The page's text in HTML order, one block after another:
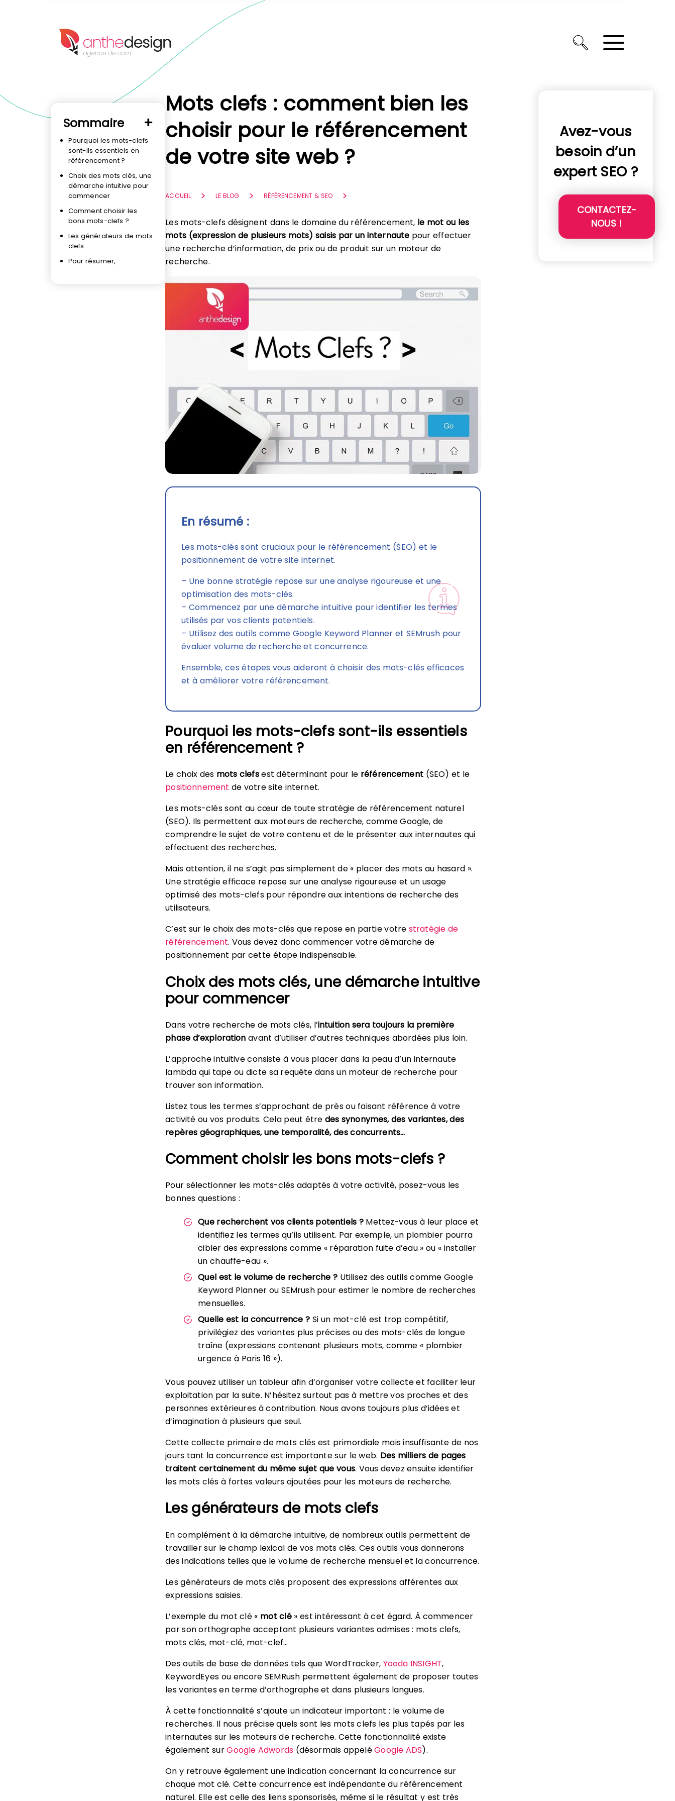
Sommaire
Pourquoi les mots-clefs
sont-ils essentiels en
référencement ?
Choix des mots clés, une
démarche intuitive pour
commencer
Comment choisir les
bons mots-clefs ?
Les générateurs de mots
clefs
Pour résumer,
Mots clefs : comment bien les
choisir pour le référencement
de votre site web ?
ACCUEIL LE BLOG RÉFÉRENCEMENT & SEO
Les mots-clefs désignent dans le domaine du référencement, le mot ou les
mots (expression de plusieurs mots) saisis par un internaute pour effectuer
une recherche d’information, de prix ou de produit sur un moteur de
recherche.
En résumé :
Les mots-clés sont cruciaux pour le référencement (SEO) et le
positionnement de votre site internet.
– Une bonne stratégie repose sur une analyse rigoureuse et une
optimisation des mots-clés.
– Commencez par une démarche intuitive pour identifier les termes
utilisés par vos clients potentiels.
– Utilisez des outils comme Google Keyword Planner et SEMrush pour
évaluer volume de recherche et concurrence.
Ensemble, ces étapes vous aideront à choisir des mots-clés efficaces
et à améliorer votre référencement.
Pourquoi les mots-clefs sont-ils essentiels
en référencement ?
Le choix des mots clefsest déterminant pour le référencement(SEO) et le
positionnement de votre site internet.
Les mots-clés sont au cœur de toute stratégie de référencement naturel
(SEO). Ils permettent aux moteurs de recherche, comme Google, de
comprendre le sujet de votre contenu et de le présenter aux internautes qui
effectuent des recherches.
Mais attention, il ne s’agit pas simplement de « placer des mots au hasard ».
Une stratégie efficace repose sur une analyse rigoureuse et un usage
optimisé des mots-clefs pour répondre aux intentions de recherche des
utilisateurs.
C’est sur le choix des mots-clés que repose en partie votre stratégie de
référencement. Vous devez donc commencer votre démarche de
positionnement par cette étape indispensable.
Choix des mots clés, une démarche intuitive
pour commencer
Dans votre recherche de mots clés, l’intuition sera toujours la première
phase d’exploration avant d’utiliser d’autres techniques abordées plus loin.
L’approche intuitive consiste à vous placer dans la peau d’un internaute
lambda qui tape ou dicte sa requête dans un moteur de recherche pour
trouver son information.
Listez tous les termes s’approchant de près ou faisant référence à votre
activité ou vos produits. Cela peut être des synonymes, des variantes, des
repères géographiques, une temporalité, des concurrents…
Comment choisir les bons mots-clefs ?
Pour sélectionner les mots-clés adaptés à votre activité, posez-vous les
bonnes questions :
Que recherchent vos clients potentiels ?Mettez-vous à leur place et
identifiez les termes qu’ils utilisent. Par exemple, un plombier pourra
cibler des expressions comme « réparation fuite d’eau » ou « installer
un chauffe-eau ».
Quel est le volume de recherche ? Utilisez des outils comme Google
Keyword Planner ou SEMrush pour estimer le nombre de recherches
mensuelles.
Quelle est la concurrence ? Si un mot-clé est trop compétitif,
privilégiez des variantes plus précises ou des mots-clés de longue
traîne (expressions contenant plusieurs mots, comme « plombier
urgence à Paris 16 »).
Vous pouvez utiliser un tableur afin d’organiser votre collecte et faciliter leur
exploitation par la suite. N’hésitez surtout pas à mettre vos proches et des
personnes extérieures à contribution. Nous avons toujours plus d’idées et
d’imagination à plusieurs que seul.
Cette collecte primaire de mots clés est primordiale mais insuffisante de nos
jours tant la concurrence est importante sur le web. Des milliers de pages
traitent certainement du même sujet que vous. Vous devez ensuite identifier
les mots clés à fortes valeurs ajoutées pour les moteurs de recherche.
Les générateurs de mots clefs
En complément à la démarche intuitive, de nombreux outils permettent de
travailler sur le champ lexical de vos mots clés. Ces outils vous donnerons
des indications telles que le volume de recherche mensuel et la concurrence.
Les générateurs de mots clés proposent des expressions afférentes aux
expressions saisies.
L’exemple du mot clé « mot clé» est intéressant à cet égard. À commencer
par son orthographe acceptant plusieurs variantes admises : mots clefs,
mots clés, mot-clé, mot-clef…
Des outils de base de données tels que WordTracker, Yooda INSIGHT,
KeywordEyes ou encore SEMRush permettent également de proposer toutes
les variantes en terme d’orthographe et dans plusieurs langues.
À cette fonctionnalité s’ajoute un indicateur important : le volume de
recherches. Il nous précise quels sont les mots clefs les plus tapés par les
internautes sur les moteurs de recherche. Cette fonctionnalité existe
également surGoogle Adwords(désormais appeléGoogle ADS).
On y retrouve également une indication concernant la concurrence sur
chaque mot clé. Cette concurrence est indépendante du référencement
naturel. Elle est celle des liens sponsorisés, même si le résultat y est très
Avez-vous
besoin d’un
expert SEO ?
CONTACTEZ-
NOUS !